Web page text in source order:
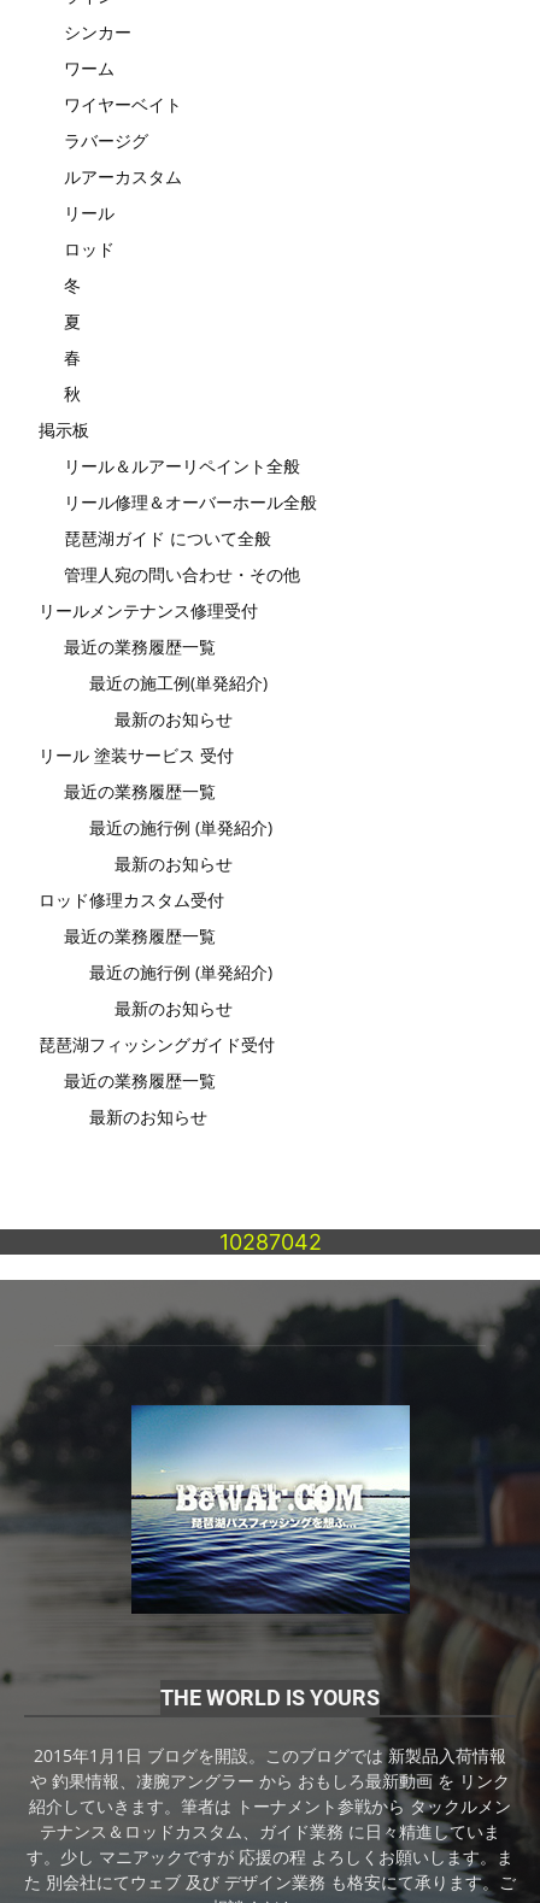
シンカー
ワーム
ワイヤーベイト
ラバージグ
ルアーカスタム
リール
ロッド
冬
夏
春
秋
掲示板
リール＆ルアーリペイント全般
リール修理＆オーバーホール全般
琵琶湖ガイド について全般
管理人宛の問い合わせ・その他
リールメンテナンス修理受付
最近の業務履歴一覧
最近の施工例(単発紹介)
最新のお知らせ
リール 塗装サービス 受付
最近の業務履歴一覧
最近の施行例 (単発紹介)
最新のお知らせ
ロッド修理カスタム受付
最近の業務履歴一覧
最近の施行例 (単発紹介)
最新のお知らせ
琵琶湖フィッシングガイド受付
最近の業務履歴一覧
最新のお知らせ
10287042
THE WORLD IS YOURS
2015年1月1日 ブログを開設。このブログでは 新製品入荷情報
や 釣果情報、凄腕アングラー から おもしろ最新動画 を リンク
紹介していきます。筆者は トーナメント参戦から タックルメン
テナンス＆ロッドカスタム、ガイド業務 に日々精進していま
す。少し マニアックですが 応援の程 よろしくお願いします。ま
た 別会社にてウェブ 及び デザイン業務 も格安にて承ります。ご